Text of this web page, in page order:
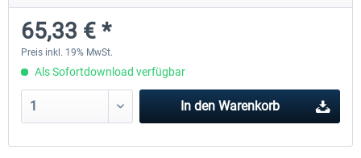
79,95 € *
65,33 € *
Preis inkl. 19% MwSt.
Als Sofortdownload verfügbar
In den Warenkorb